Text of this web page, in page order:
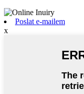
Poslat e-mailem
x